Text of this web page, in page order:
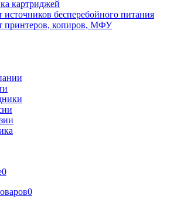
картриджей
источников бесперебойного питания
принтеров, копиров, МФУ
0
0